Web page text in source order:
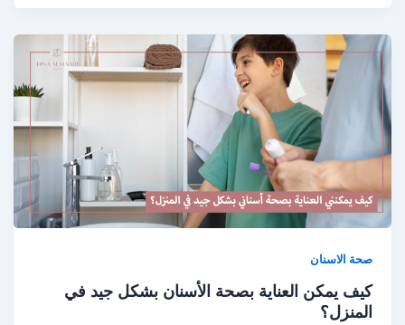
صحة الاسنان
كيف يمكن العناية بصحة الأسنان بشكل جيد في
المنزل؟